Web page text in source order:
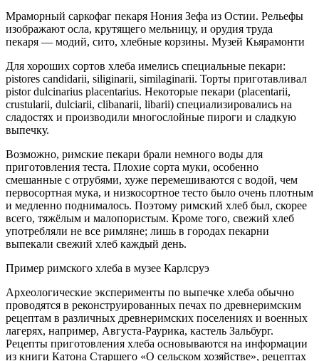
Мраморный саркофаг пекаря Нония Зефа из Остии. Рельефы
изображают осла, крутящего мельницу, и орудия труда
пекаря — модий, сито, хлебные корзины. Музей Кьярамонти
Для хороших сортов хлеба имелись специальные пекари:
pistores candidarii, siliginarii, similaginarii. Торты приготавливал
pistor dulcinarius placentarius. Некоторые пекари (placentarii,
crustularii, dulciarii, clibanarii, libarii) специализировались на
сладостях и производили многослойные пироги и сладкую
выпечку.
Возможно, римские пекари брали немного воды для
приготовления теста. Плохие сорта муки, особенно
смешанные с отрубями, хуже перемешиваются с водой, чем
первосортная мука, и низкосортное тесто было очень плотным
и медленно поднималось. Поэтому римский хлеб был, скорее
всего, тяжёлым и малопористым. Кроме того, свежий хлеб
употребляли не все римляне; лишь в городах пекарни
выпекали свежий хлеб каждый день.
Пример римского хлеба в музее Карлсруэ
Археологические эксперименты по выпечке хлеба обычно
проводятся в реконструированных печах по древнеримским
рецептам в различных древнеримских поселениях и военных
лагерях, например, Августа-Раурика, кастель Зальбург.
Рецепты приготовления хлеба основываются на информации
из книги Катона Старшего «О сельском хозяйстве», рецептах